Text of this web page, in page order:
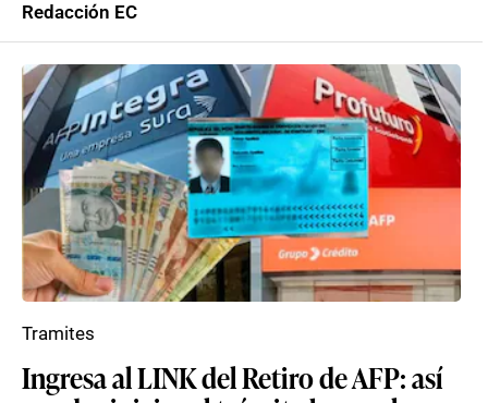
Redacción EC
Ingresa al LINK del Retiro de AFP: así
Tramites